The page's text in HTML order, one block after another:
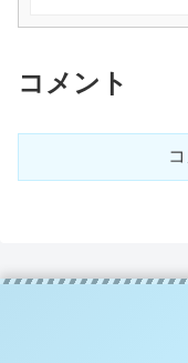
コメント